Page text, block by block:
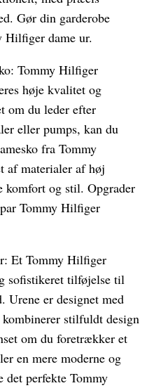
Gør din garderobe
Hilfiger dame ur.
Tommy Hilfiger
høje kvalitet og
om du leder efter
eller pumps, kan du
fra Tommy
af materialer af høj
komfort og stil. Opgrader
Tommy Hilfiger
Et Tommy Hilfiger
sofistikeret tilføjelse til
Urene er designet med
stilfuldt design
om du foretrækker et
en mere moderne og
perfekte Tommy